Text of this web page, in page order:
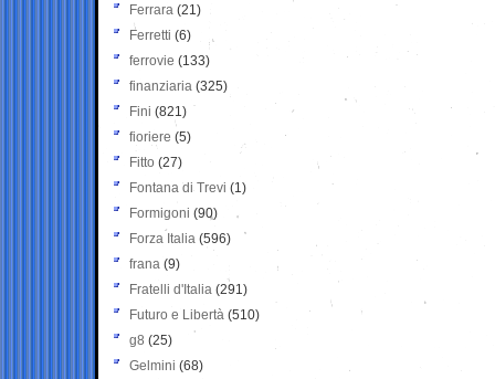
Ferrara (21)
Ferretti (6)
ferrovie (133)
finanziaria (325)
Fini (821)
fioriere (5)
Fitto (27)
Fontana di Trevi (1)
Formigoni (90)
Forza Italia (596)
frana (9)
Fratelli d'Italia (291)
Futuro e Libertà (510)
g8 (25)
Gelmini (68)